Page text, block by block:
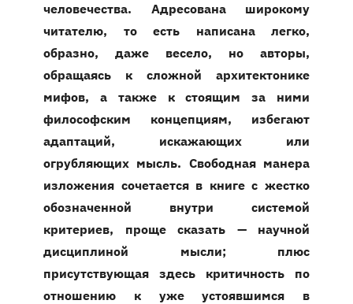
человечества. Адресована широкому
читателю, то есть написана легко,
образно, даже весело, но авторы,
обращаясь к сложной архитектонике
мифов, а также к стоящим за ними
философским концепциям, избегают
адаптаций, искажающих или
огрубляющих мысль. Свободная манера
изложения сочетается в книге с жестко
обозначенной внутри системой
критериев, проще сказать — научной
дисциплиной мысли; плюс
присутствующая здесь критичность по
отношению к уже устоявшимся в